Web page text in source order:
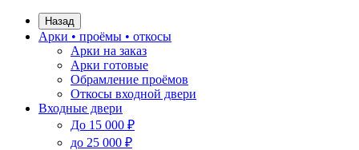
Назад
Арки • проёмы • откосы
Арки на заказ
Арки готовые
Обрамление проёмов
Откосы входной двери
Входные двери
До 15 000 ₽
до 25 000 ₽